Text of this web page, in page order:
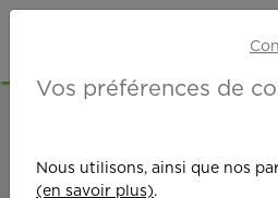
Vos préférences de
Nous utilisons, ainsi que nos
(en savoir plus).